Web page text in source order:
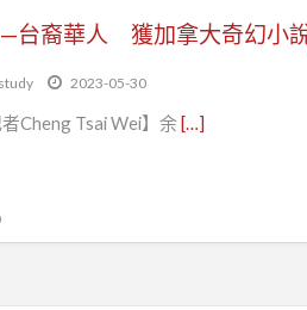
2023-05-30
Cheng Tsai Wei】余[…]